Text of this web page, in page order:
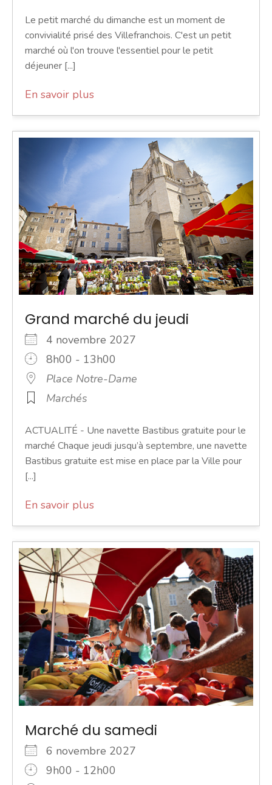
Le petit marché du dimanche est un moment de
convivialité prisé des Villefranchois. C'est un petit
marché où l'on trouve l'essentiel pour le petit
déjeuner [...]
En savoir plus
Grand marché du jeudi
4 novembre 2027
8h00 - 13h00
Place Notre-Dame
Marchés
ACTUALITÉ - Une navette Bastibus gratuite pour le
marché Chaque jeudi jusqu’à septembre, une navette
Bastibus gratuite est mise en place par la Ville pour
[...]
En savoir plus
Marché du samedi
6 novembre 2027
9h00 - 12h00